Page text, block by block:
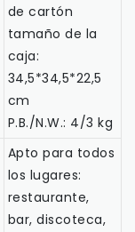
de cartón
tamaño de la
caja:
34,5*34,5*22,5
cm
P.B./N.W.: 4/3 kg
Apto para todos
los lugares:
restaurante,
bar, discoteca,